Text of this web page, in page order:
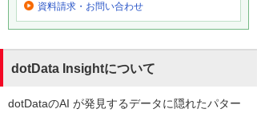
資料請求・お問い合わせ
dotData Insightについて
dotDataのAI が発見するデータに隠れたパター